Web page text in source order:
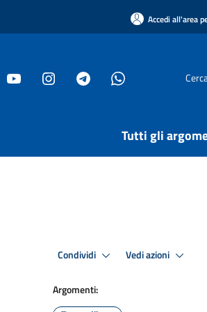
Accedi all'area
Tutti gli
Condividi Vedi azioni
Argomenti: